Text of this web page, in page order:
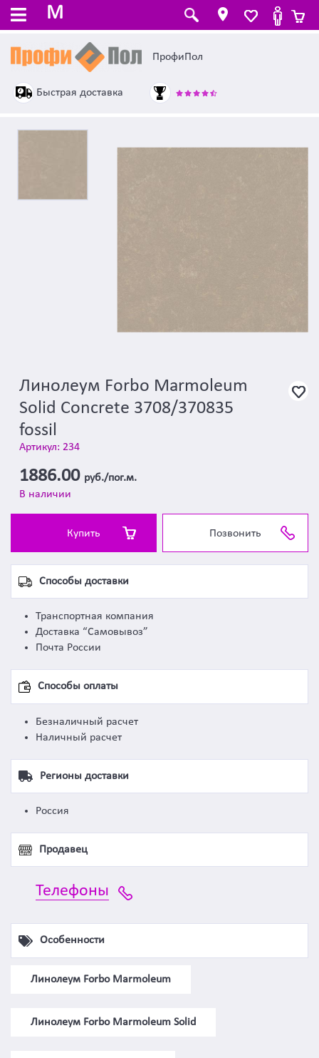
M
ПрофиПол
Быстрая доставка
Линолеум Forbo Marmoleum
Solid Concrete 3708/370835
fossil
Артикул: 234
1886.00 руб./пог.м.
В наличии
Купить Позвонить
Способы доставки
Транспортная компания
Доставка “Самовывоз”
Почта России
Способы оплаты
Безналичный расчет
Наличный расчет
Регионы доставки
Россия
Продавец
Телефоны
Особенности
Линолеум Forbo Marmoleum
Линолеум Forbo Marmoleum Solid